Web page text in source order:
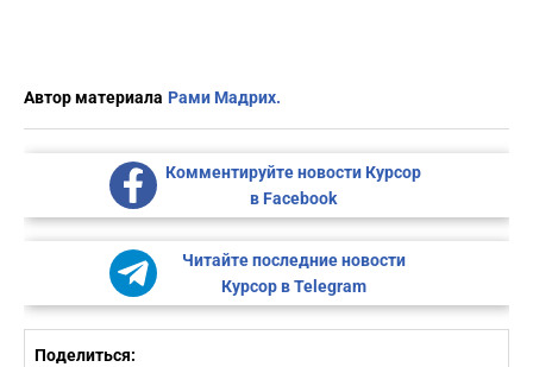
Автор материала Рами Мадрих.
Комментируйте новости Курсор
в Facebook
Читайте последние новости
Курсор в Telegram
Поделиться: